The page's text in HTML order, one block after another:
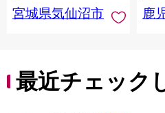
宮城県気仙沼市
鹿
最近チェック